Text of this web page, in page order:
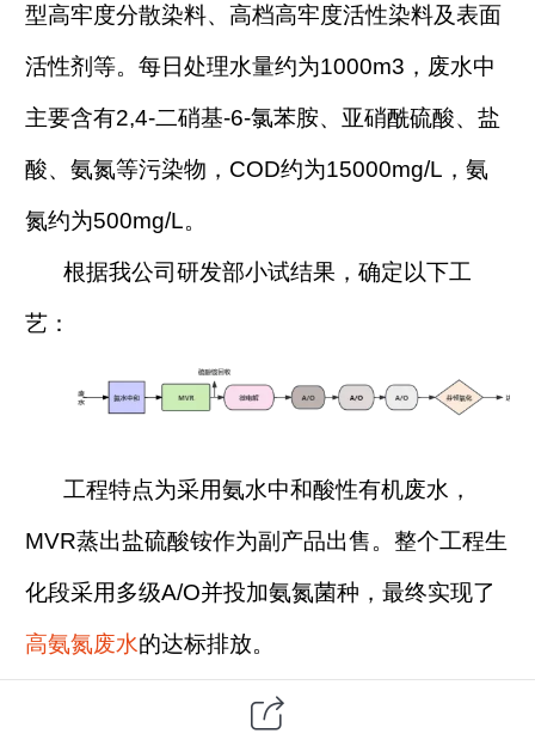
型高牢度分散染料、高档高牢度活性染料及表面
活性剂等。每日处理水量约为1000m3，废水中
主要含有2,4-二硝基-6-氯苯胺、亚硝酰硫酸、盐
酸、氨氮等污染物，COD约为15000mg/L，氨
氮约为500mg/L。
根据我公司研发部小试结果，确定以下工
艺：
工程特点为采用氨水中和酸性有机废水，
MVR蒸出盐硫酸铵作为副产品出售。整个工程生
化段采用多级A/O并投加氨氮菌种，最终实现了
高氨氮废水的达标排放。